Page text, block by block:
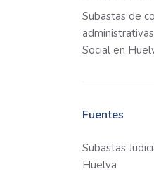
Subastas de
Social en
Fuentes
Subastas
Huelva